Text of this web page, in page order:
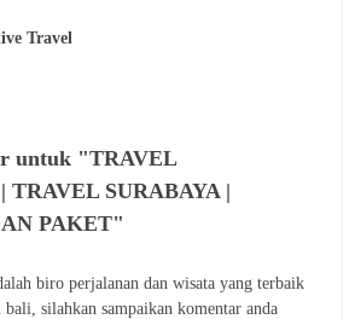
Travel
untuk "TRAVEL
SURABAYA |
PAKET"
biro perjalanan dan wisata yang terbaik
silahkan sampaikan komentar anda